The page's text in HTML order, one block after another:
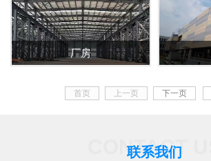
厂房
首页 上一页 下一页
CONTACT US
联系我们